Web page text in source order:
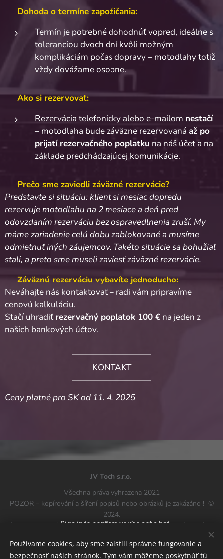
Dohoda o termíne zapožičania:
Termín je potrebné dohodnúť vopred, ideálne s
toleranciou dvoch dní kvôli možným
komplikáciám počas dopravy – motodlahy totiž
vždy dovážame osobne.
📞Ako si rezervovať:
Rezervácia telefonicky alebo e-mailom nestačí
– motodlaha bude záväzne rezervovaná až po
prijatí rezervačného poplatku na náš účet a na
základe predchádzajúcej komunikácie.
Prečo sme zaviedli záväzné rezervácie?
Predstavte si situáciu: klient si mesiac dopredu
rezervuje motodlahu na 2 mesiace a deň pred
odovzdaním rezerváciu bez ospravedlnenia zruší. My
máme zariadenie celú dobu zablokované a musíme
odmietnuť iných záujemcov. Takéto situácie sa bohužiaľ
stali, a preto sme museli zaviesť záväzné rezervácie.
Záväznú rezerváciu vybavíte jednoducho:
Neváhajte nás kontaktovať – radi vám pripravíme
cenovú kalkuláciu.
Stačí uhradiť rezervačný poplatok 100 € na jeden z
našich bankových účtov.
KONTAKT
Ceny platné pro SK od 11. 4. 2025
JV Toch s.r.o.
Všechna práva vyhrazena 2021
POZOR – kopírování a šíření popisů nebo obrázků je zakázáno ! ©
2024.
Zákon ze dne 4. února 1994 o autorském právu a příbuzných právech
zdravotni-motodlaha.cz
Cookies
Používame cookies, aby sme zaistili správne fungovanie a
bezpečnosť našich stránok. Tým vám môžeme poskytnúť tú